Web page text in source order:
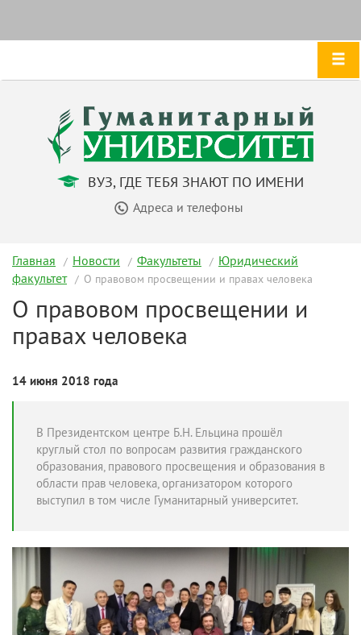
ВУЗ, ГДЕ ТЕБЯ ЗНАЮТ ПО ИМЕНИ
Адреса и телефоны
Главная Новости Факультеты
Юридический
факультет
О правовом просвещении и правах человека
О правовом просвещении и
правах человека
14 июня 2018 года
В Президентском центре Б.Н. Ельцина прошёл
круглый стол по вопросам развития гражданского
образования, правового просвещения и образования в
области прав человека, организатором которого
выступил в том числе Гуманитарный университет.